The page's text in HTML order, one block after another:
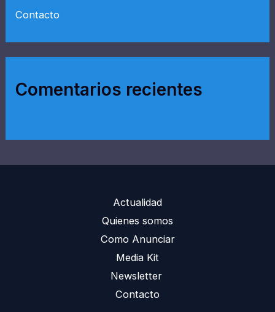
Contacto
Comentarios recientes
Actualidad
Quienes somos
Como Anunciar
Media Kit
Newsletter
Contacto